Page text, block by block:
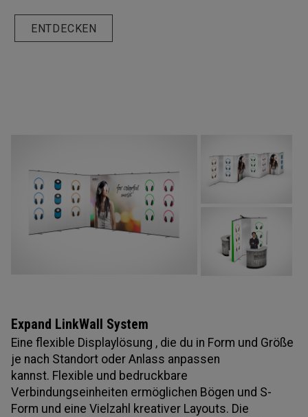
ENTDECKEN
Expand LinkWall System
Eine flexible Displaylösung , die du in Form und Größe
je nach Standort oder Anlass anpassen
kannst. Flexible und bedruckbare
Verbindungseinheiten ermöglichen Bögen und S-
Form und eine Vielzahl kreativer Layouts. Die